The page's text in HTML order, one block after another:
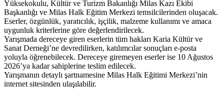
Yüksekokulu, Kültür ve Turizm Bakanlığı Milas Kazı Ekibi
Başkanlığı ve Milas Halk Eğitim Merkezi temsilcilerinden oluşacak.
Eserler, özgünlük, yaratıcılık, işçilik, malzeme kullanımı ve amaca
uygunluk kriterlerine göre değerlendirilecek.
Yarışmada dereceye giren eserlerin tüm hakları Karia Kültür ve
Sanat Derneği’ne devredilirken, katılımcılar sonuçları e-posta
yoluyla öğrenebilecek. Dereceye giremeyen eserler ise 10 Ağustos
2026’ya kadar sahiplerine teslim edilecek.
Yarışmanın detaylı şartnamesine Milas Halk Eğitimi Merkezi’nin
internet sitesinden ulaşılabilir.